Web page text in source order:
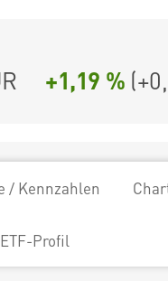
+1,19 % (
/ Kennzahlen
ETF-Profil